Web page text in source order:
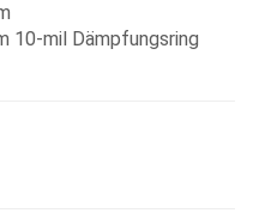
10-mil Dämpfungsring